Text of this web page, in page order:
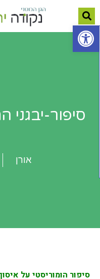
פתח סרגל
סיפור-יבגני
אורן
סיפור הומוריסטי על